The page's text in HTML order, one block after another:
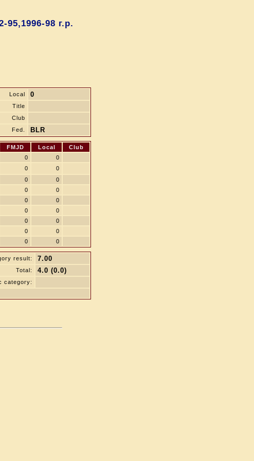
98 г.р.
Local 0
Title
Club
Fed. BLR
FMJD Local
Club
0
0
0
0
0
0
0
0
0
0
0
0
0
0
0
0
0 0
result: 7.00
Total: 4.0 (0.0)
category: